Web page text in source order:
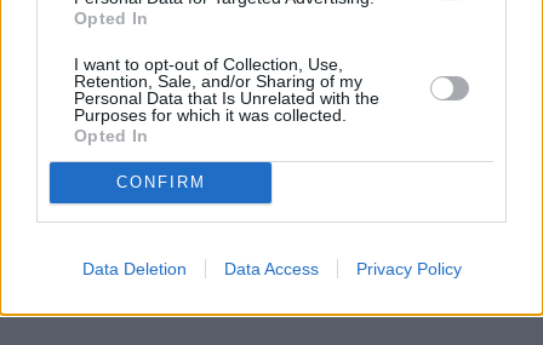
Opted In
I want to opt-out of Collection, Use,
Retention, Sale, and/or Sharing of my
Personal Data that Is Unrelated with the
Purposes for which it was collected.
Opted In
CONFIRM
Data Deletion Data Access Privacy Policy
"Panie, czekamy na części, może będą w czwartek,
a może po niedzieli". I w tym momencie człowieka
coś trafia. Dlatego postanowiłem wejść za kulisy i
sprawdzić, jak to robią najwięksi gracze na rynku.
Chciałem zrozumieć, co tak naprawdę oddziela
prawdziwą klasę premium od całej reszty stawki.
Kiedy zobaczyłem twarde dane, po prostu złapałem
Czytaj całość